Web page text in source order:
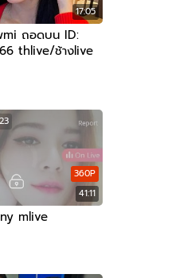
17:05
ถอดบน ID:
thlive/ช้างlive
41:11
360P
mlive